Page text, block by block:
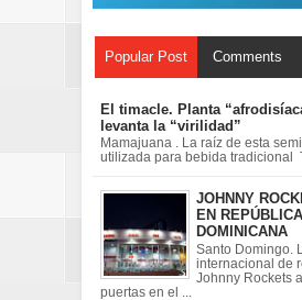
Popular Post Comments
El timacle. Planta
levanta la “virilidad”
Mamajuana . La raíz de esta
utilizada para bebida tradicional
JOHNNY
EN REPÚBLICA
DOMINICANA
Santo Domingo.
internacional de
Johnny Rockets
puertas en el ...